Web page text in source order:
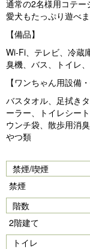
通常の2名様用コテー
愛犬もたっぷり遊べま
【備品】
Wi-Fi、テレビ、冷蔵
臭機、バス、トイレ
【ワンちゃん用設備・
バスタオル、足拭き
ーラー、トイレシー
ウンチ袋、散歩用消
やつ類
禁煙/喫煙
禁煙
階数
2階建て
トイレ